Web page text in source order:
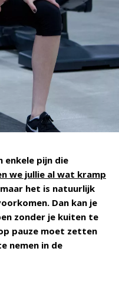
enkele pijn die
we jullie al wat kramp
het is natuurlijk
Dan kan je
zonder je kuiten te
pauze moet zetten
nemen in de